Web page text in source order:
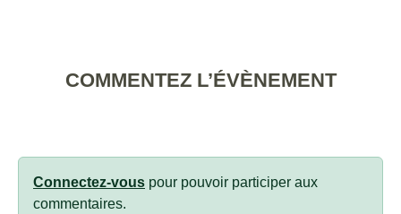
COMMENTEZ L’ÉVÈNEMENT
Connectez-vous pour pouvoir participer aux
commentaires.